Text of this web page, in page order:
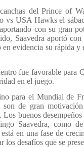
del Prince of
vs USA Hawks el
con su gran
Saavedra aportó
en evidencia su rápida y
fue favorable para
en el juego.
para el Mundial de
son de gran
Los buenos
Saavedra, como
en una fase de
los desafíos que se